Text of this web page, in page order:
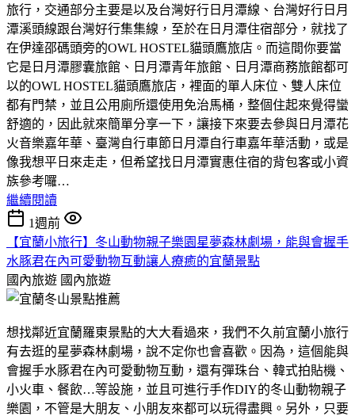
旅行，交通部分主要是以及台灣好行日月潭線、台灣好行日月
潭溪頭線跟台灣好行集集線，至於在日月潭住宿部分，就找了
在伊達邵碼頭旁的OWL HOSTEL貓頭鷹旅店。而這間你要當
它是日月潭膠囊旅館、日月潭青年旅館、日月潭商務旅館都可
以的OWL HOSTEL貓頭鷹旅店，裡面的單人床位、雙人床位
都有門禁，並且公用廁所還使用免治馬桶，整個住起來覺得蠻
舒適的，因此就來簡單分享一下，讓接下來要去參與日月潭花
火音樂嘉年華、臺灣自行車節日月潭自行車嘉年華活動，或是
像我想平日來走走，但希望找日月潭實惠住宿的背包客或小資
族參考囉…
繼續閱讀
1週前
【宜蘭小旅行】冬山動物親子樂園星夢森林劇場，能與會握手
水豚君在內可愛動物互動讓人療癒的宜蘭景點
國內旅遊 國內旅遊
想找鄰近宜蘭羅東景點的大大看過來，我們不久前宜蘭小旅行
有去逛的星夢森林劇場，說不定你也會喜歡。因為，這個能與
會握手水豚君在內可愛動物互動，還有彈珠台、韓式拍貼機、
小火車、餐飲…等設施，並且可進行手作DIY的冬山動物親子
樂園，不管是大朋友、小朋友來都可以玩得盡興。另外，只要